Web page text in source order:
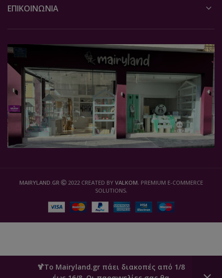
🍹Το Mairyland.gr πάει διακοπές από 1/8
ΕΠΙΚΟΙΝΩΝΙΑ
MAIRYLAND.GR 2022 CREATED BY VALKOM. PREMIUM E-COMMERCE
SOLUTIONS.